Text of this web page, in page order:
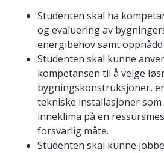
Studenten skal ha
og evaluering av
energibehov samt
Studenten skal kunne
kompetansen til å velge
bygningskonstruksjoner,
tekniske installasjoner
inneklima på en
forsvarlig måte.
Studenten skal kunne